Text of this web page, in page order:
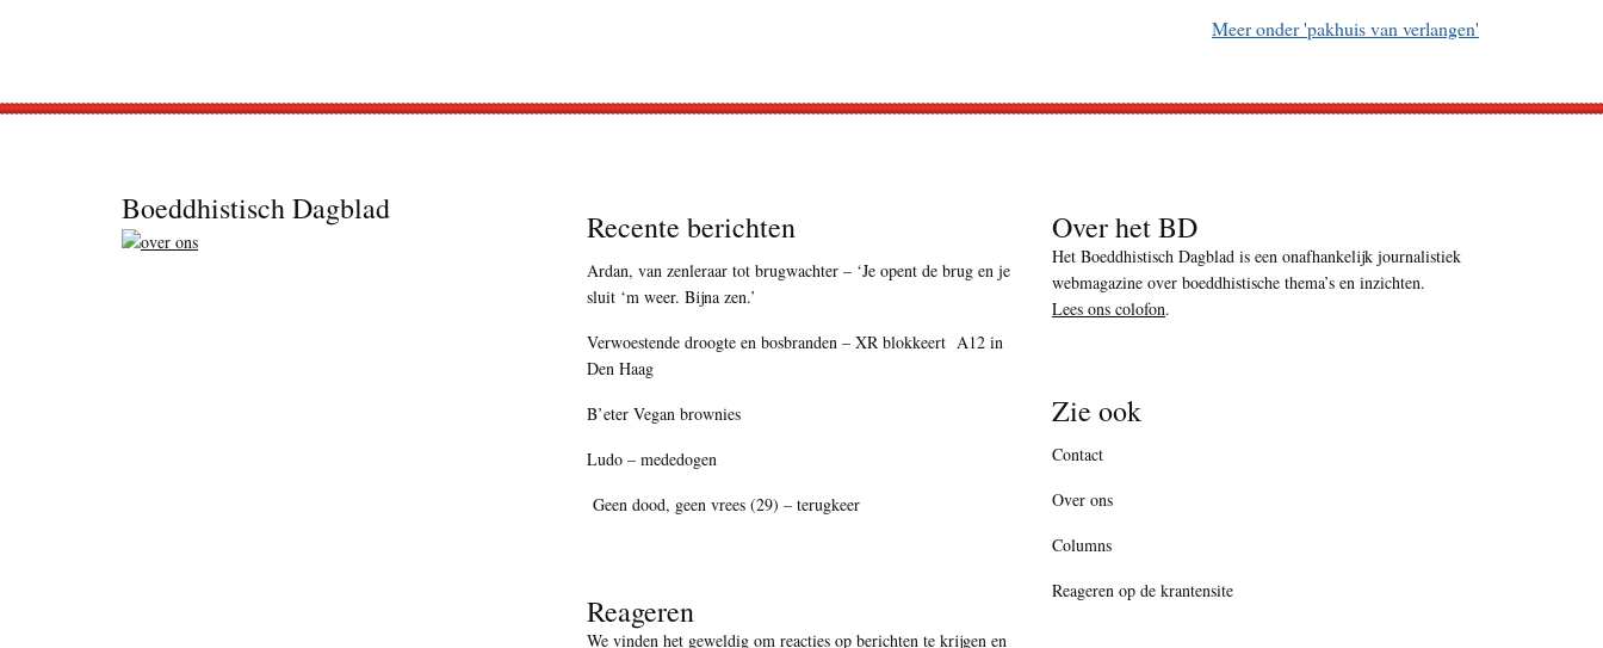
Meer onder 'pakhuis van verlangen'
Boeddhistisch Dagblad Recente berichten
Ardan, van zenleraar tot brugwachter – ‘Je opent de brug en je
sluit ‘m weer. Bijna zen.’
Verwoestende droogte en bosbranden – XR blokkeert A12 in
Den Haag
B’eter Vegan brownies
Ludo – mededogen
Geen dood, geen vrees (29) – terugkeer
Reageren
We vinden het geweldig om reacties op berichten te krijgen en
Over het BD
Het Boeddhistisch Dagblad is een onafhankelijk journalistiek
webmagazine over boeddhistische thema’s en inzichten.
Lees ons colofon.
Zie ook
Contact
Over ons
Columns
Reageren op de krantensite